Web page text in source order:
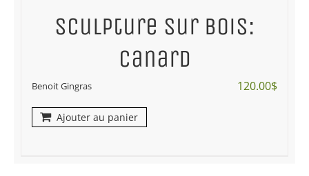
Sculpture sur bois:
canard
Benoit Gingras 120.00$
Ajouter au panier